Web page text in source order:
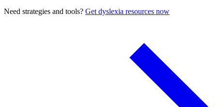
Need strategies and tools? Get dyslexia resources now